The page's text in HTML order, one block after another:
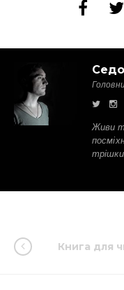
Живи
Книга для